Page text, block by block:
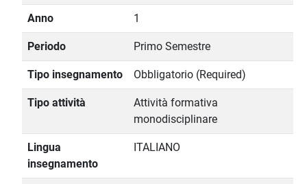
Anno 1
Periodo Primo Semestre
Tipo insegnamento Obbligatorio (Required)
Tipo attività
Attività formativa
monodisciplinare
Lingua
insegnamento
ITALIANO